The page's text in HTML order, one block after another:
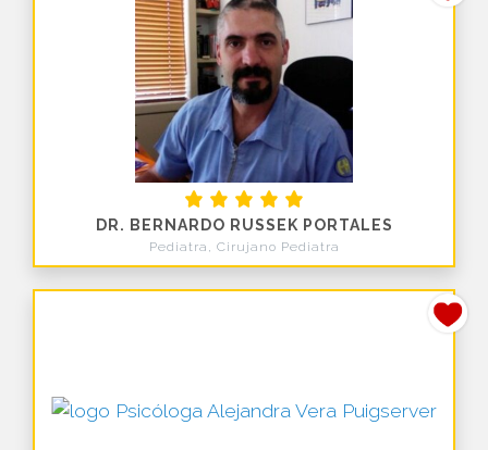
DR. BERNARDO RUSSEK PORTALES
Pediatra, Cirujano Pediatra